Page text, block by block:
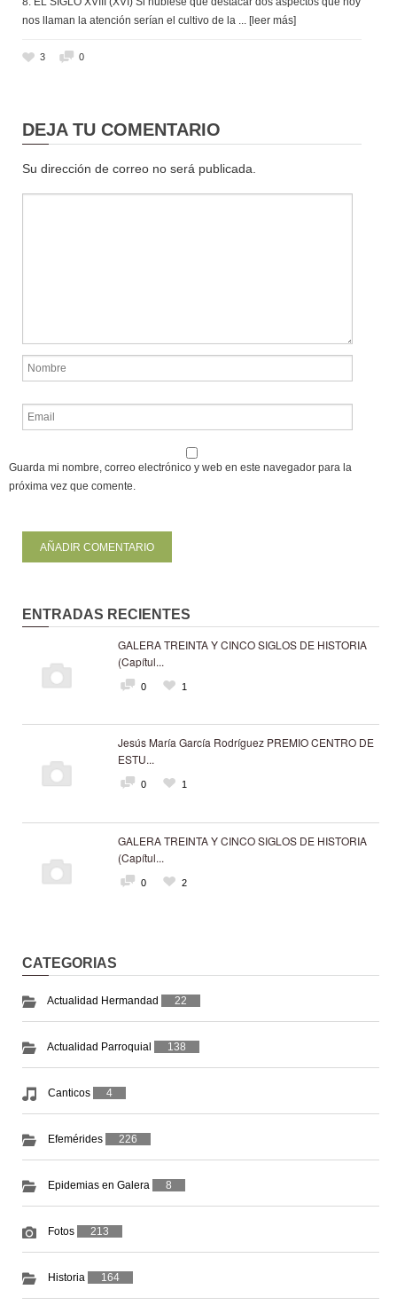
nos llaman la atención serían el cultivo de la ... [leer más]
3 0
DEJA TU COMENTARIO
Su dirección de correo no será publicada.
Guarda mi nombre, correo electrónico y web en este navegador para la
próxima vez que comente.
ENTRADAS RECIENTES
GALERA TREINTA Y CINCO SIGLOS DE HISTORIA
(Capítul...
0 1
Jesús María García Rodríguez PREMIO CENTRO DE
ESTU...
0 1
GALERA TREINTA Y CINCO SIGLOS DE HISTORIA
(Capítul...
0 2
CATEGORIAS
Actualidad Hermandad 22
Actualidad Parroquial 138
Canticos 4
Efemérides 226
Epidemias en Galera 8
Fotos 213
Historia 164